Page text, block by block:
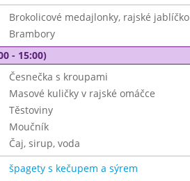
Brokolicové medajlonky, rajské jablíčko
Brambory
- 15:00)
Česnečka s kroupami
Masové kuličky v rajské omáčce
Těstoviny
Moučník
Čaj, sirup, voda
špagety s kečupem a sýrem